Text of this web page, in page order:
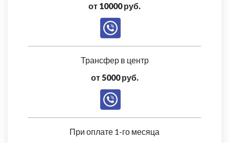
от 10000 руб.
Трансфер в центр
от 5000 руб.
При оплате 1-го месяца